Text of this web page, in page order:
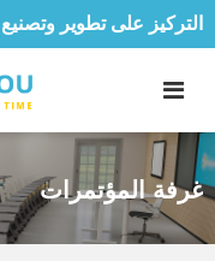
التركيز على تطوير وتصنيع
غرفة المؤتمرات